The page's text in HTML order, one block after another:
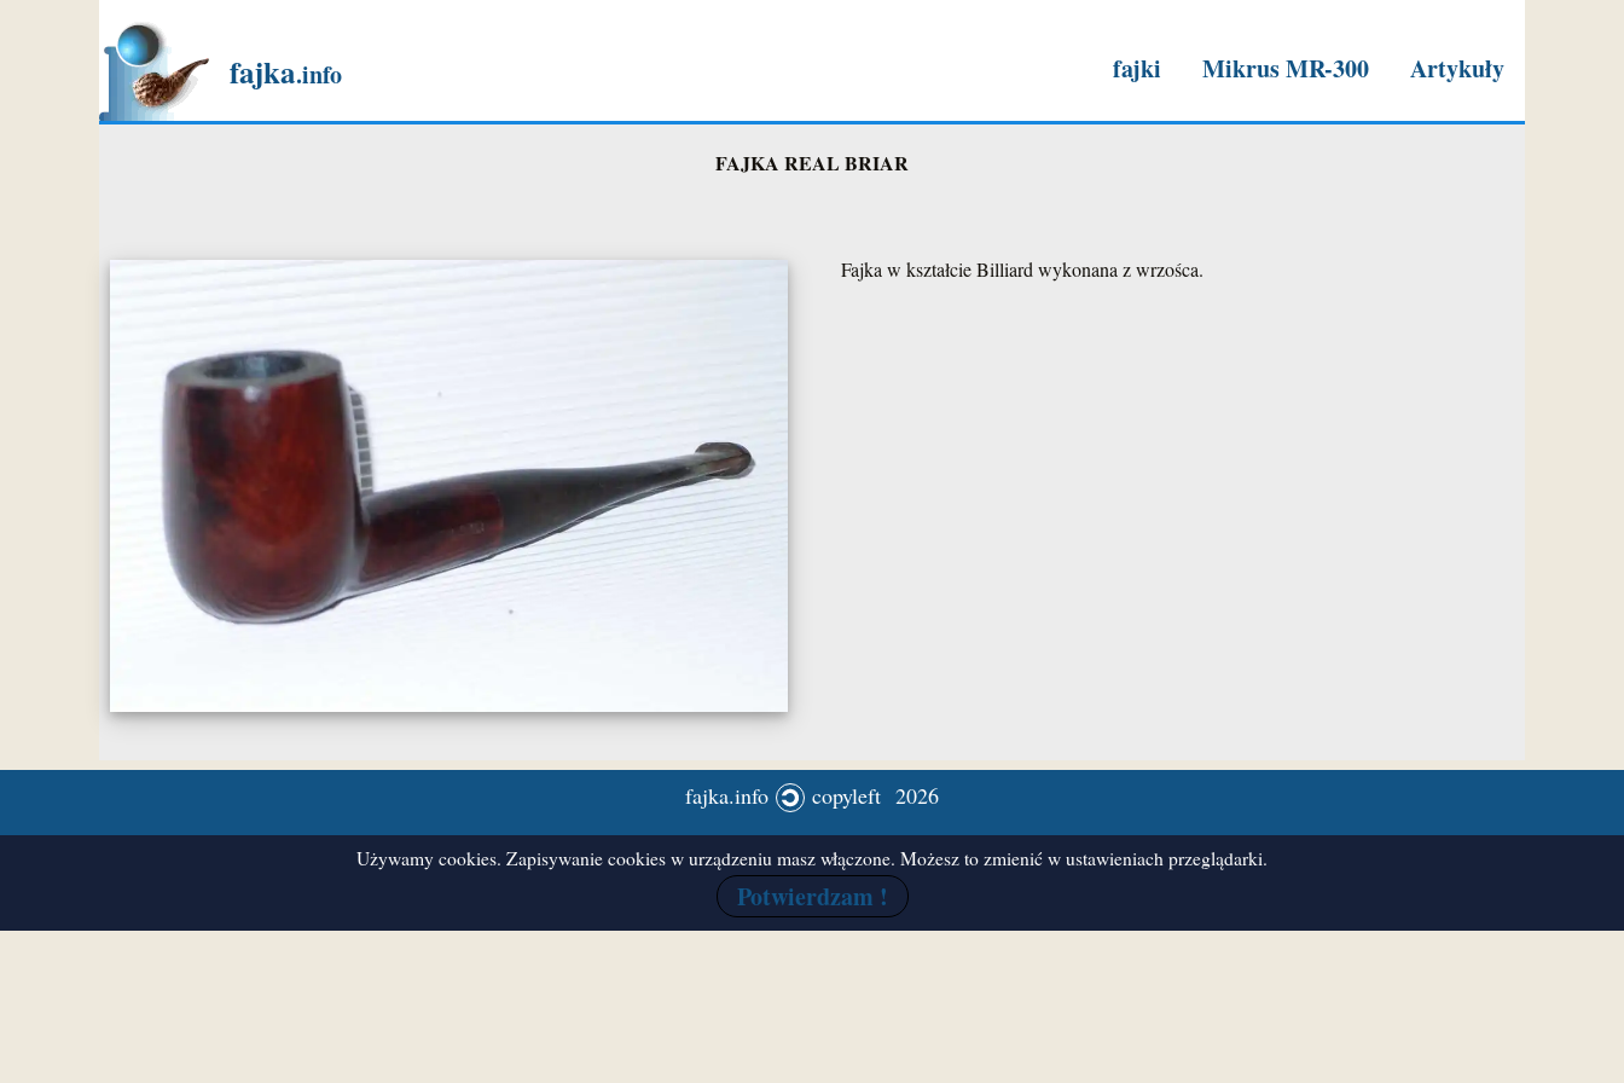
fajka.info fajki Mikrus MR-300 Artykuły
Mikrus "Mister Rajdu Mielec-Konin 1977r."
Mikrus stuknęło 60lat
FAJKA REAL BRIAR
Fajka w kształcie Billiard wykonana z wrzośca.
fajka.info copyleft 2026
Używamy cookies. Zapisywanie cookies w urządzeniu masz włączone. Możesz to zmienić w ustawieniach przeglądarki.
Potwierdzam !